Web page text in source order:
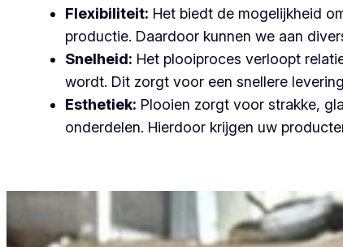
Flexibiliteit: Het biedt de mogelijkheid
productie. Daardoor kunnen we aan
Snelheid: Het plooiproces verloopt
wordt. Dit zorgt voor een snellere
Esthetiek: Plooien zorgt voor strakke,
onderdelen. Hierdoor krijgen uw